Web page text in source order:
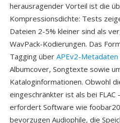
herausragender Vorteil ist die
Kompressionsdichte: Tests
Dateien 2-5% kleiner sind als
WavPack-Kodierungen. Das
Tagging über APEv2-Metadaten
Albumcover, Songtexte sowie
Kataloginformationen. Obwohl
eingeschränkter ist als bei
erfordert Software wie
bevorzugen Audiophile, die